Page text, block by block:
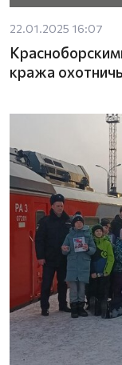
22.01.2025 16:07
кража